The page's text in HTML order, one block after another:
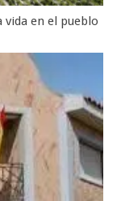
vida en el pueblo